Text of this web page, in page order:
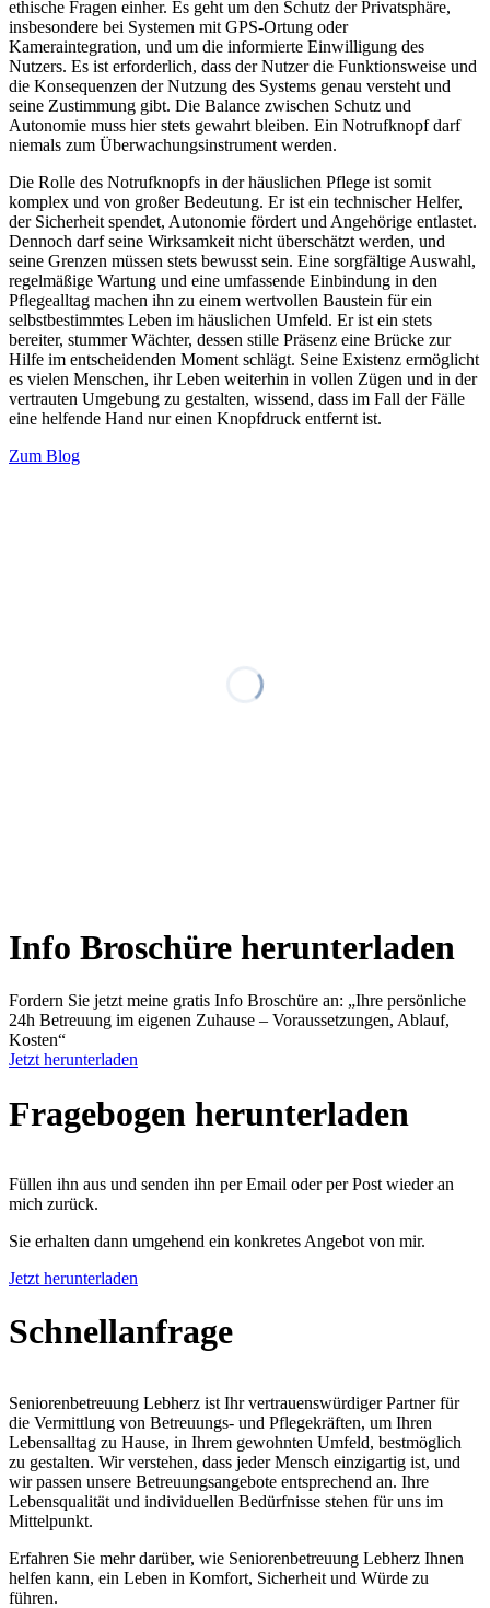
ethische Fragen einher. Es geht um den Schutz der Privatsphäre,
insbesondere bei Systemen mit GPS-Ortung oder
Kameraintegration, und um die informierte Einwilligung des
Nutzers. Es ist erforderlich, dass der Nutzer die Funktionsweise und
die Konsequenzen der Nutzung des Systems genau versteht und
seine Zustimmung gibt. Die Balance zwischen Schutz und
Autonomie muss hier stets gewahrt bleiben. Ein Notrufknopf darf
niemals zum Überwachungsinstrument werden.
Die Rolle des Notrufknopfs in der häuslichen Pflege ist somit
komplex und von großer Bedeutung. Er ist ein technischer Helfer,
der Sicherheit spendet, Autonomie fördert und Angehörige entlastet.
Dennoch darf seine Wirksamkeit nicht überschätzt werden, und
seine Grenzen müssen stets bewusst sein. Eine sorgfältige Auswahl,
regelmäßige Wartung und eine umfassende Einbindung in den
Pflegealltag machen ihn zu einem wertvollen Baustein für ein
selbstbestimmtes Leben im häuslichen Umfeld. Er ist ein stets
bereiter, stummer Wächter, dessen stille Präsenz eine Brücke zur
Hilfe im entscheidenden Moment schlägt. Seine Existenz ermöglicht
es vielen Menschen, ihr Leben weiterhin in vollen Zügen und in der
vertrauten Umgebung zu gestalten, wissend, dass im Fall der Fälle
eine helfende Hand nur einen Knopfdruck entfernt ist.
Zum Blog
Info Broschüre herunter­laden
Fordern Sie jetzt meine gratis Info Broschüre an: „Ihre persönliche
24h Betreuung im eigenen Zuhause – Voraussetzungen, Ablauf,
Kosten“
Jetzt herunterladen
Fragebogen herunter­laden
Füllen ihn aus und senden ihn per Email oder per Post wieder an
mich zurück.
Sie erhalten dann umgehend ein konkretes Angebot von mir.
Jetzt herunterladen
Schnell­anfrage
Seniorenbetreuung Lebherz ist Ihr vertrauenswürdiger Partner für
die Vermittlung von Betreuungs- und Pflegekräften, um Ihren
Lebensalltag zu Hause, in Ihrem gewohnten Umfeld, bestmöglich
zu gestalten. Wir verstehen, dass jeder Mensch einzigartig ist, und
wir passen unsere Betreuungsangebote entsprechend an. Ihre
Lebensqualität und individuellen Bedürfnisse stehen für uns im
Mittelpunkt.
Erfahren Sie mehr darüber, wie Seniorenbetreuung Lebherz Ihnen
helfen kann, ein Leben in Komfort, Sicherheit und Würde zu
führen.